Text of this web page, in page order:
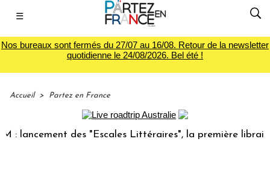
☰
Nos bureaux sont fermés du 27/07 au 16/08. Retour de la newsletter
quotidienne le 24/08/2026. Bel été !
Accueil > Partez en France
des "Escales Littéraires", la première librairie du